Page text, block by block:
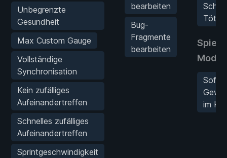
Unbegrenzte
Gesundheit
Max Custom Gauge
Vollständige
Synchronisation
Kein zufälliges
Aufeinandertreffen
Schnelles zufälliges
Aufeinandertreffen
Sprintgeschwindigkeit
bearbeiten
Bug-
Fragmente
bearbeiten
Spiel-
Mods
im